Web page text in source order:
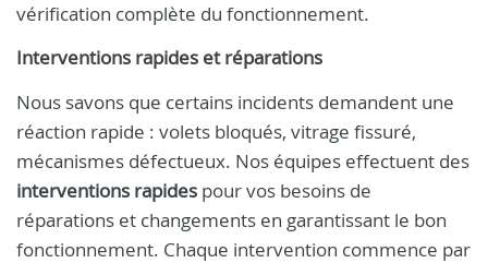
vérification complète du fonctionnement.
Interventions rapides et réparations
Nous savons que certains incidents demandent une
réaction rapide : volets bloqués, vitrage fissuré,
mécanismes défectueux. Nos équipes effectuent des
interventions rapides pour vos besoins de
réparations et changements en garantissant le bon
fonctionnement. Chaque intervention commence par